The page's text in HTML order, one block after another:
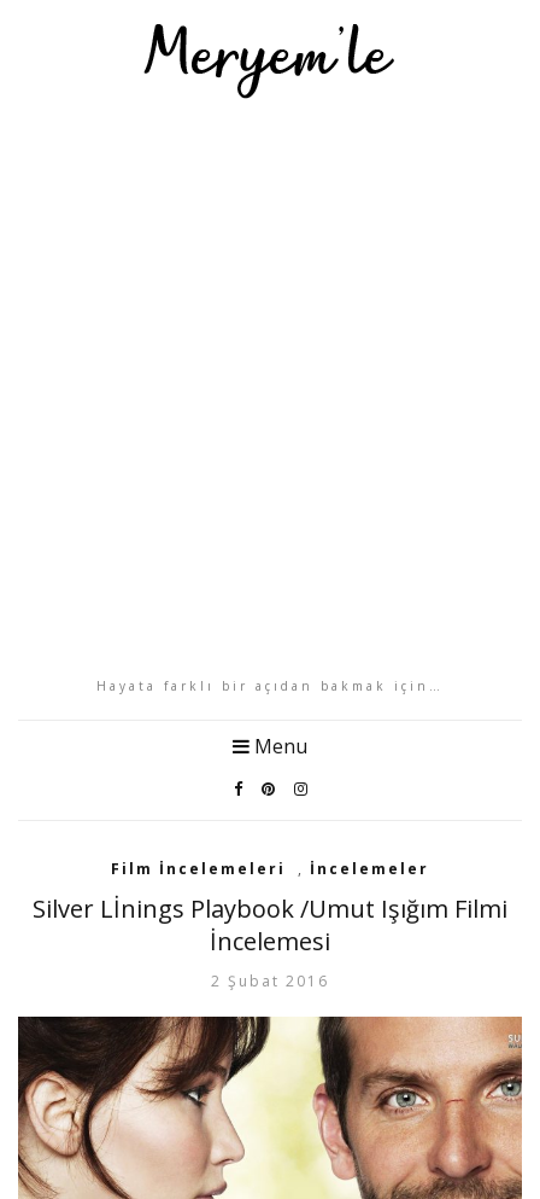
Hayata farklı bir açıdan bakmak için…
Menu
Film İncelemeleri , İncelemeler
Silver Lİnings Playbook /Umut Işığım Filmi
İncelemesi
2 Şubat 2016